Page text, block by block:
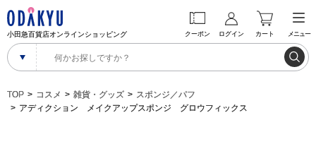
小田急百貨店オンラインショッピング クーポン ログイン カート メニュー
TOP コスメ 雑貨・グッズ
スポンジ／パフ
アディクション メイクアップスポンジ グロウフィックス